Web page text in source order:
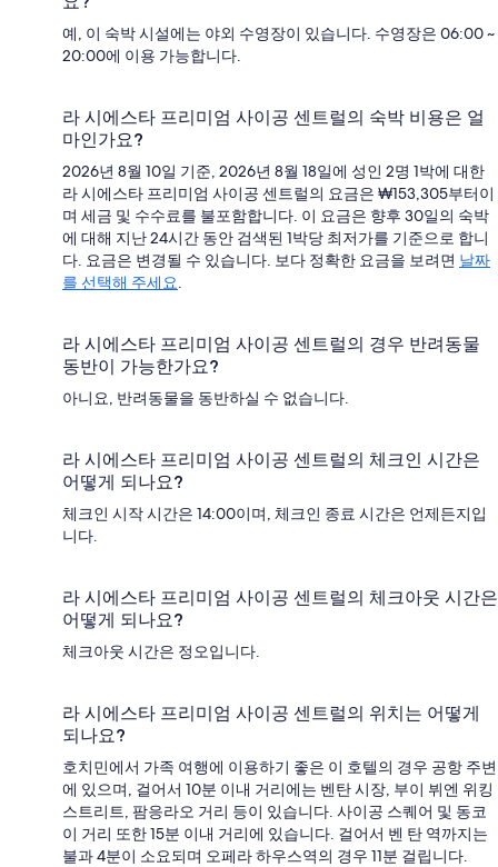
예, 이 숙박 시설에는 야외 수영장이 있습니다. 수영장은 06:00 ~
20:00에 이용 가능합니다.
라 시에스타 프리미엄 사이공 센트럴의 숙박 비용은 얼
마인가요?
2026년 8월 10일 기준, 2026년 8월 18일에 성인 2명 1박에 대한
라 시에스타 프리미엄 사이공 센트럴의 요금은 ₩153,305부터이
며 세금 및 수수료를 불포함합니다. 이 요금은 향후 30일의 숙박
에 대해 지난 24시간 동안 검색된 1박당 최저가를 기준으로 합니
다. 요금은 변경될 수 있습니다. 보다 정확한 요금을 보려면 날짜
를 선택해 주세요.
라 시에스타 프리미엄 사이공 센트럴의 경우 반려동물
동반이 가능한가요?
아니요, 반려동물을 동반하실 수 없습니다.
라 시에스타 프리미엄 사이공 센트럴의 체크인 시간은
어떻게 되나요?
체크인 시작 시간은 14:00이며, 체크인 종료 시간은 언제든지입
니다.
라 시에스타 프리미엄 사이공 센트럴의 체크아웃 시간은
어떻게 되나요?
체크아웃 시간은 정오입니다.
라 시에스타 프리미엄 사이공 센트럴의 위치는 어떻게
되나요?
호치민에서 가족 여행에 이용하기 좋은 이 호텔의 경우 공항 주변
에 있으며, 걸어서 10분 이내 거리에는 벤탄 시장, 부이 뷔엔 위킹
스트리트, 팜응라오 거리 등이 있습니다. 사이공 스퀘어 및 동코
이 거리 또한 15분 이내 거리에 있습니다. 걸어서 벤 탄 역까지는
불과 4분이 소요되며 오페라 하우스역의 경우 11분 걸립니다.